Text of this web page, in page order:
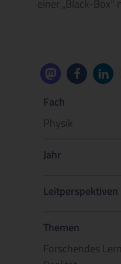
einer „Black-Box“
Fach
Physik
Jahr
Leitperspektiven
Themen
Forschendes